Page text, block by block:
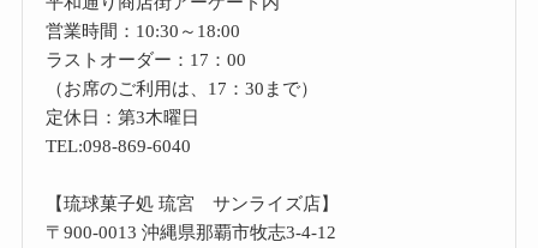
営業時間：10:30～18:00
ラストオーダー：17：00
（お席のご利用は、17：30まで）
定休日：第3木曜日
TEL:098-869-6040
【琉球菓子処 琉宮 サンライズ店】
〒900-0013 沖縄県那覇市牧志3-4-12